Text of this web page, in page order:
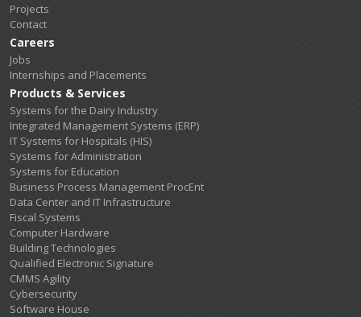
Projects
Contact
Careers
Jobs
Internships and Placements
Products & Services
Systems for the Dairy Industry
Integrated Management Systems (ERP)
IT Systems for Hospitals (HIS)
Systems for Administration
Systems for Education
Business Process Management ProcEnt
Data Center and IT Infrastructure
Fiscal Systems
Computer Hardware
Building Technologies
Qualified Electronic Signature
CMMS Agility
Cybersecurity
Software House